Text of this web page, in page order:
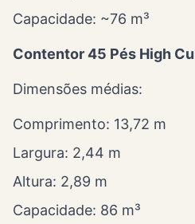
Capacidade: ~76 m³
Contentor 45 Pés High
Dimensões médias:
Comprimento: 13,72 m
Largura: 2,44 m
Altura: 2,89 m
Capacidade: 86 m³